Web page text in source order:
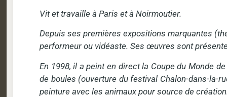
Vit et travaille à Paris et à Noirmoutier.
Depuis ses premières expositions marquantes
performeur ou vidéaste. Ses œuvres sont
En 1998, il a peint en direct la Coupe du Monde
de boules (ouverture du festival Chalon-dans-la-
peinture avec les animaux pour source de